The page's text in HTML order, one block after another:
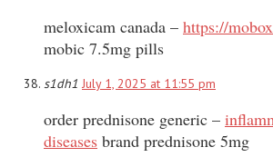
meloxicam canada – https://
mobic 7.5mg pills
s1dh1 July 1, 2025 at 11:55 pm
order prednisone generic –
diseases brand prednisone 5mg